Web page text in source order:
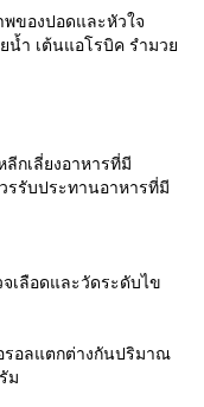
พของปอดและหัวใจ
ยน้ำ เต้นแอโรบิค รำมว
กเลี่ยงอาหารที่มี
รรับประทานอาหารที่มี
เลือดและวัดระดับไข
รอลแตกต่างกันปริมาณ
ม